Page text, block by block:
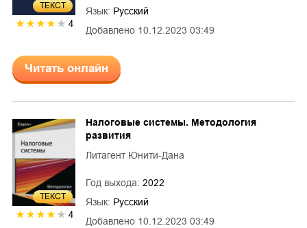
ТЕКСТ
4
Добавлено 10.12.2023 03:49
Язык: Русский
Читать онлайн
ТЕКСТ
4
Добавлено 10.12.2023 03:49
Налоговые системы. Методология
развития
Литагент Юнити-Дана
Год выхода: 2022
Язык: Русский